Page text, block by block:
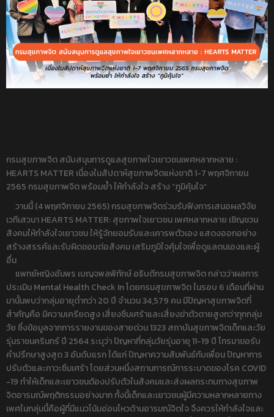
กรมสุขภาพจิต สนับสนุนการดูแลสุขภาพใจเยาวชนเพศหลากหลาย :
HEARTS MATTER เนื่องในสัปดาห์สุขภาพจิตแห่งชาติ 1-7 พฤศจิกายน
2565 กรมสุขภาพจิต พร้อมย้ำ ให้กำลังใจ สร้าง “ภูมิคุ้มใจ”
วานนี้ (4 พฤศจิกายน 2565) กรมสุขภาพจิตร่วมรับฟังการเสนอผลวิจัย
เวทีเสวนา HEARTS MATTER: สุขภาพใจเยาวชน เพศหลากหลาย เชิญชวน
สังคมให้กำลังใจเยาวชน ให้รู้จักยอมรับและเคารพตัวเอง แสดงออกอย่าง
สร้างสรรค์และรับผิดชอบต่อสังคม เสริมภูมิใจคุ้มใจเพื่อดูแลตนเองและผู้
อื่น
แพทย์หญิงอัมพร เบญจพลพิทักษ์ อธิบดีกรมสุขภาพจิต กล่าวว่าผลการ
ประเมิน Mental Health Check In โดยกรมสุขภาพจิต ในรอบ 6 เดือนที่ผ่าน
มานั้นพบว่ากลุ่มอายุต่ำกว่า 20 ปี จำนวน 34,579 คน มีปัญหาสุขภาพจิตที่
สำคัญคือ มีความเครียดสูง เสี่ยงซึมเศร้าและเสี่ยงฆ่าตัวตายสูงกว่าทุกกลุ่ม
วัย ซึ่งข้อมูลจากการรายงานของสายด่วน 1323 สถาบันสุขภาพจิตเด็กและวัย
รุ่นราชนครินทร์ ปี 2564 ระบุว่า ปัญหาที่กลุ่มวัยรุ่นอายุ 11-19 ปี โทรมาขอรับ
คำปรึกษาสูงสุด 3 อันดับแรก ได้แก่ ปัญหาความสัมพันธ์กับเพื่อน ปัญหาการ
ปรับตัวและภาวะซึมเศร้า โดยส่วนหนึ่งสถานการณ์การระบาดของโรค COVID
-19 ทำให้เด็กและเยาวชนต้องปรับตัวในสังคมและส่งผลกระทบทางสุขภาพ
จิตอารมณ์พฤติกรรมอย่างมาก ทั้งนี้เด็กและเยาวชนผู้มีความหลากหลายทาง
เพศในกลุ่มนี้คือผู้ที่มีแนวโน้มอ่อนไหวด้านอารมณ์จิตใจ จึงควรให้กำลังใจและ